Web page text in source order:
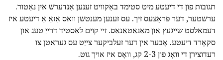
תגובות פון די דיעטע מיט סטימד באַקוויט זענען אַנדערש אין נאַטור.
ערשטער, דער פּראָצעס זיך. עס זענען מענטשן וואס אַזאַ אַ דיעטע איז
דעמאלסט שייגעץ און מאַנאַטאַנאַס. זיי קוים לאַסטיד דרייַ טעג און
סקאָרד דיעטע. אָבער אין דער זעלביקער צייַט עס געראטן צו
רעדוצירן די וואָג פון 2-3 קג, וואָס איז אויך גוט.